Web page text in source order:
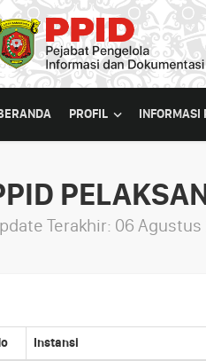
PROFIL INFORMASI
Terakhir: 06 Agustus
Instansi